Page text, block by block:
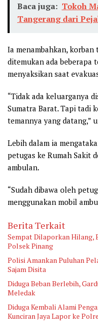
Baca juga: Tokoh
Tangerang dari
Ia menambahkan,
ditemukan ada beberapa
menyaksikan saat
“Tidak ada keluarganya
Sumatra Barat. Tapi tadi
temannya yang datang,”
Lebih dalam ia
petugas ke Rumah Sakit
ambulan.
“Sudah dibawa oleh
menggunakan mobil
Berita Terkait
Sempat Dilaporkan Hilang,
Polsek Pinang
Polisi Amankan Puluhan
Sajam Disita
Diduga Beban Berlebih,
Meledak
Diduga Kembali Alami
Kunciran Jaya Lapor ke